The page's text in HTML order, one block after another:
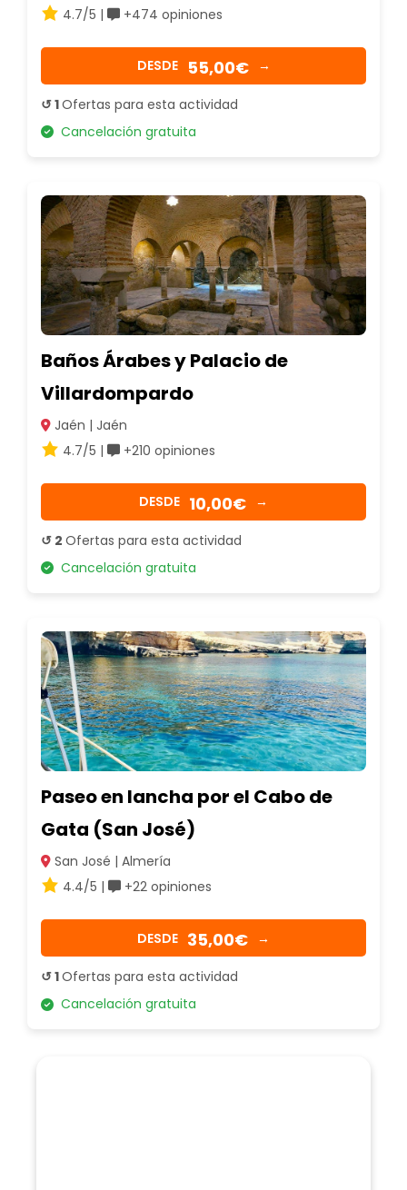
4.7/5 |
+474 opiniones
DESDE 55,00€ →
↺ 1Ofertas para esta actividad
Cancelación gratuita
Baños Árabes y Palacio de
Villardompardo
Jaén | Jaén
4.7/5 |
+210 opiniones
DESDE 10,00€ →
↺ 2 Ofertas para esta actividad
Cancelación gratuita
Paseo en lancha por el Cabo de
Gata (San José)
San José | Almería
4.4/5 |
+22 opiniones
DESDE 35,00€ →
↺ 1Ofertas para esta actividad
Cancelación gratuita